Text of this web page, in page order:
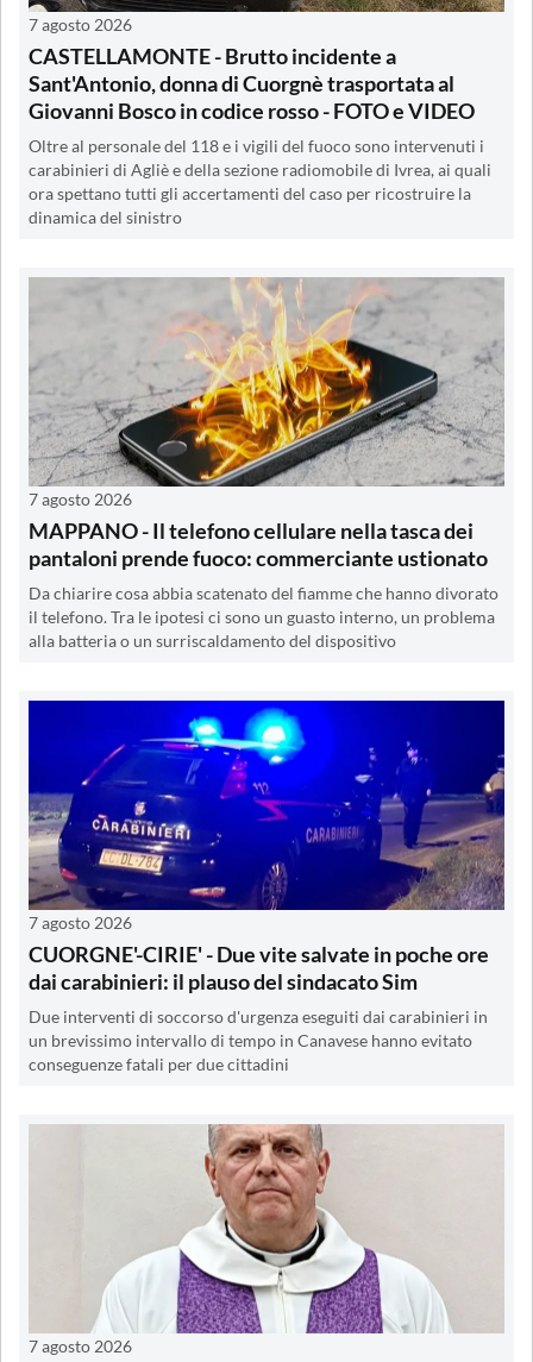
7 agosto 2026
CASTELLAMONTE - Brutto incidente a
Sant'Antonio, donna di Cuorgnè trasportata al
Giovanni Bosco in codice rosso - FOTO e VIDEO
Oltre al personale del 118 e i vigili del fuoco sono intervenuti i
carabinieri di Agliè e della sezione radiomobile di Ivrea, ai quali
ora spettano tutti gli accertamenti del caso per ricostruire la
dinamica del sinistro
7 agosto 2026
MAPPANO - Il telefono cellulare nella tasca dei
pantaloni prende fuoco: commerciante ustionato
Da chiarire cosa abbia scatenato del fiamme che hanno divorato
il telefono. Tra le ipotesi ci sono un guasto interno, un problema
alla batteria o un surriscaldamento del dispositivo
7 agosto 2026
CUORGNE'-CIRIE' - Due vite salvate in poche ore
dai carabinieri: il plauso del sindacato Sim
Due interventi di soccorso d'urgenza eseguiti dai carabinieri in
un brevissimo intervallo di tempo in Canavese hanno evitato
conseguenze fatali per due cittadini
7 agosto 2026